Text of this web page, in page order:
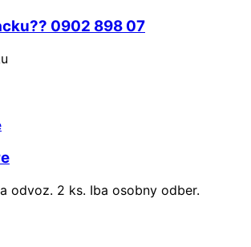
0902 898 07
odvoz. 2 ks. Iba osobny odber.